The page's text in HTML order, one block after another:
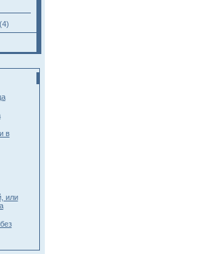
(4)
в
или